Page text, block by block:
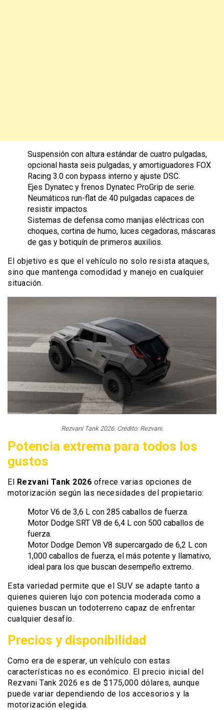
Suspensión con altura estándar de cuatro pulgadas,
opcional hasta seis pulgadas, y amortiguadores FOX
Racing 3.0 con bypass interno y ajuste DSC.
Ejes Dynatec y frenos Dynatec ProGrip de serie.
Neumáticos run-flat de 40 pulgadas capaces de
resistir impactos.
Sistemas de defensa como manijas eléctricas con
choques, cortina de humo, luces cegadoras, máscaras
de gas y botiquín de primeros auxilios.
El objetivo es que el vehículo no solo resista ataques,
sino que mantenga comodidad y manejo en cualquier
situación.
Rezvani Tank 2026. Crédito: Rezvani.
Potencia extrema para todos los
gustos
El Rezvani Tank 2026 ofrece varias opciones de
motorización según las necesidades del propietario:
Motor V6 de 3,6 L con 285 caballos de fuerza.
Motor Dodge SRT V8 de 6,4 L con 500 caballos de
fuerza.
Motor Dodge Demon V8 supercargado de 6,2 L con
1,000 caballos de fuerza, el más potente y llamativo,
ideal para los que buscan desempeño extremo.
Esta variedad permite que el SUV se adapte tanto a
quienes quieren lujo con potencia moderada como a
quienes buscan un todoterreno capaz de enfrentar
cualquier desafío.
Precios y disponibilidad
Como era de esperar, un vehículo con estas
características no es económico. El precio inicial del
Rezvani Tank 2026 es de $175,000 dólares, aunque
puede variar dependiendo de los accesorios y la
motorización elegida.